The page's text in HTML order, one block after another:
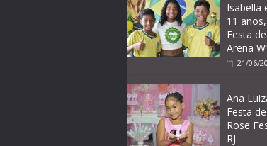
Isabella
11
Festa
Arena
21/06/
Ana
Festa
Rose
RJ